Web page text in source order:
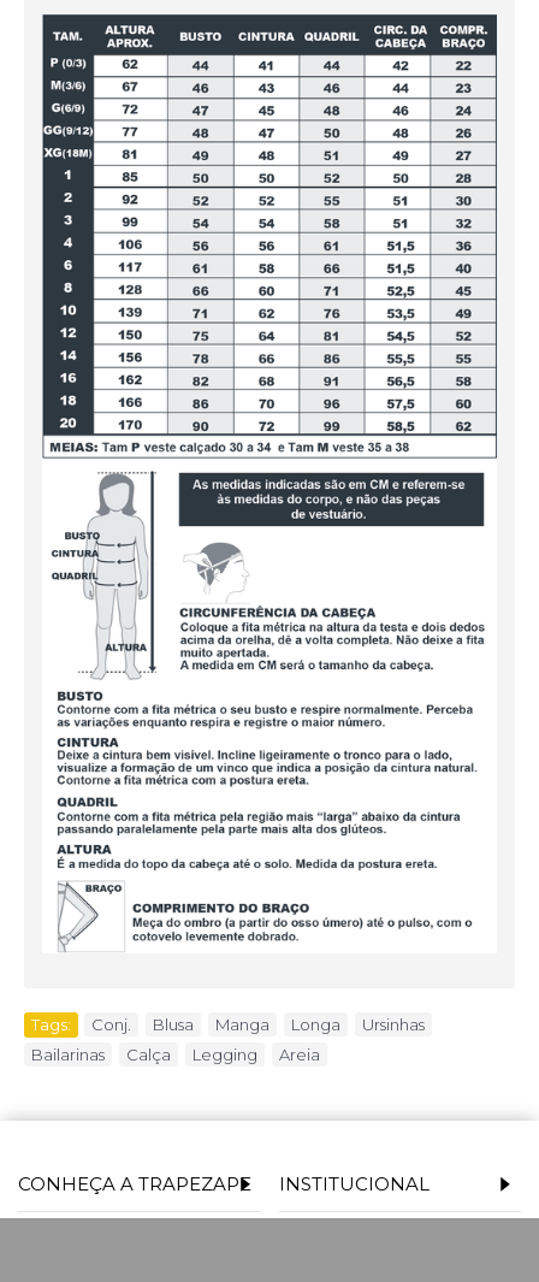
Tags: Conj. Blusa Manga Longa Ursinhas
Bailarinas
Calça Legging Areia
CONHEÇA A TRAPEZAPE INSTITUCIONAL